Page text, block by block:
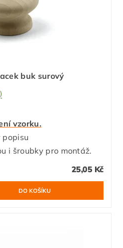
buk surový
vzorku.
popisu
i šroubky pro montáž.
25,05 Kč